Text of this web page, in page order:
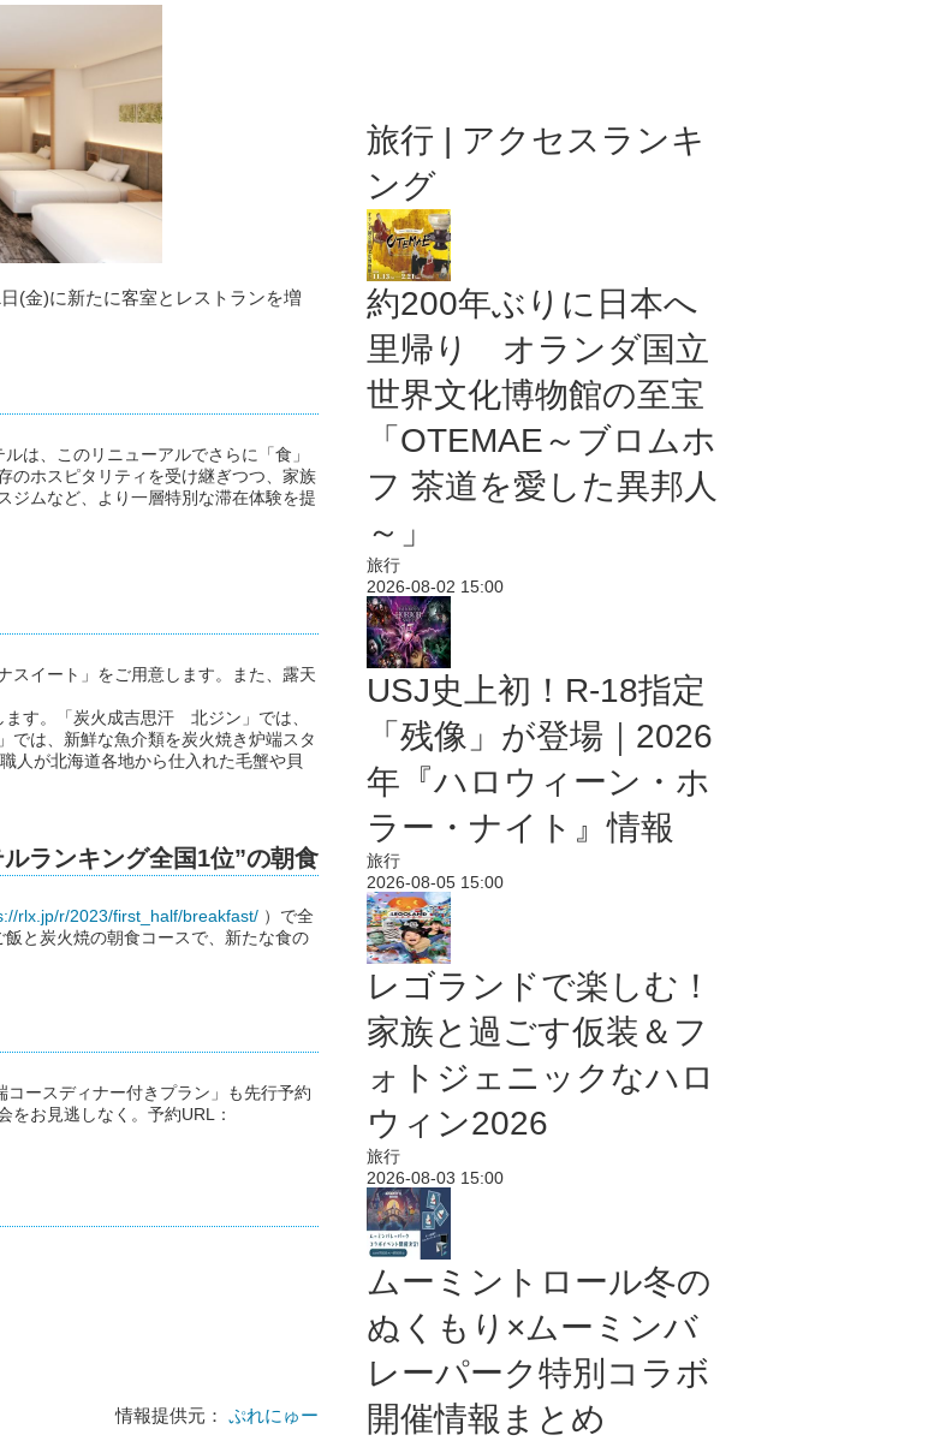
(金)に新たに客室とレストランを増
は、このリニューアルでさらに「食」
のホスピタリティを受け継ぎつつ、家族
ジムなど、より一層特別な滞在体験を提
スイート」をご用意します。また、露天
す。「炭火成吉思汗 北ジン」では、
は、新鮮な魚介類を炭火焼き炉端スタ
人が北海道各地から仕入れた毛蟹や貝
ランキング全国1位”の朝食
rlx.jp/r/2023/first_half/breakfast/ ）で全
と炭火焼の朝食コースで、新たな食の
ースディナー付きプラン」も先行予約
をお見逃しなく。予約URL：
情報提供元： ぷれにゅー
旅行 | アクセスランキ
ング
約200年ぶりに日本へ
里帰り オランダ国立
世界文化博物館の至宝
「OTEMAE～ブロムホ
フ 茶道を愛した異邦人
～」
旅行
2026-08-02 15:00
USJ史上初！R-18指定
「残像」が登場｜2026
年『ハロウィーン・ホ
ラー・ナイト』情報
旅行
2026-08-05 15:00
レゴランドで楽しむ！
家族と過ごす仮装＆フ
ォトジェニックなハロ
ウィン2026
旅行
2026-08-03 15:00
ムーミントロール冬の
ぬくもり×ムーミンバ
レーパーク特別コラボ
開催情報まとめ